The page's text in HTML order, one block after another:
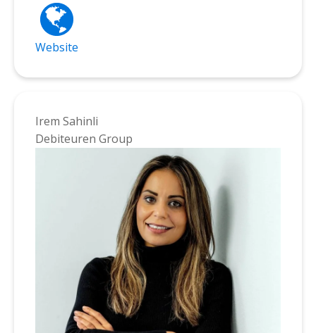
Website
Irem Sahinli
Debiteuren Group